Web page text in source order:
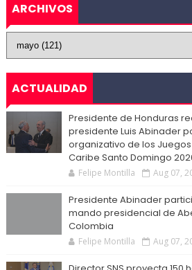
ARCHIVOS
ACTUALIDAD
Presidente de Honduras
presidente Luis Abinader
organizativo de los
Caribe Santo Domingo
Felipe Montilla Aug 07,
Presidente Abinader
mando presidencial de
Colombia
Felipe Montilla Aug 07,